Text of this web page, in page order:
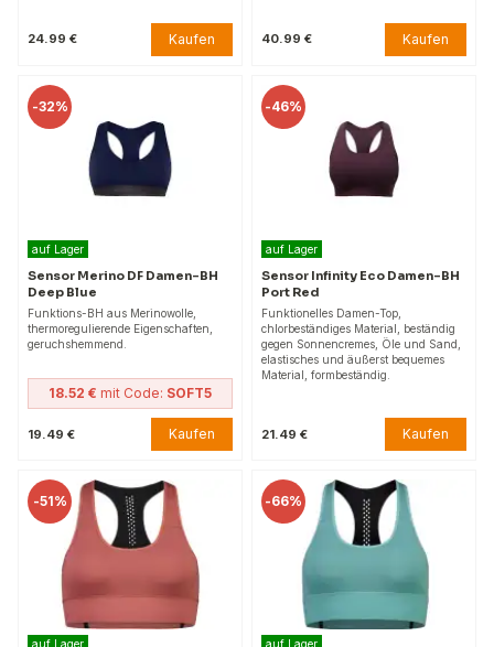
24.99 € Kaufen 40.99 € Kaufen
-32%
auf Lager
Sensor Merino DF Damen-BH
Deep Blue
Funktions-BH aus Merinowolle,
thermoregulierende Eigenschaften,
geruchshemmend.
18.52 € mit Code: SOFT5
19.49 € Kaufen
-46%
auf Lager
Sensor Infinity Eco Damen-BH
Port Red
Funktionelles Damen-Top,
chlorbeständiges Material, beständig
gegen Sonnencremes, Öle und Sand,
elastisches und äußerst bequemes
Material, formbeständig.
21.49 € Kaufen
-51%
auf Lager
-66%
auf Lager